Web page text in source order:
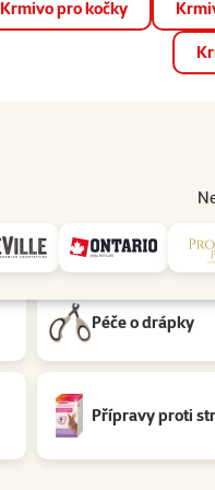
📱 Stáhněte si
Krmivo pro kočky
Péče o drápky
Přípravy proti